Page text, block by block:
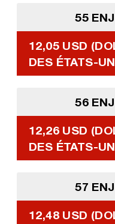
55
12,05 USD
DES ÉTATS-
56
12,26 USD
DES ÉTATS-
57
12,48 USD